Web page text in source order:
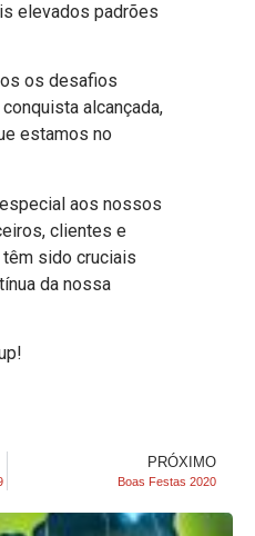
elevados padrões
os desafios
alcançada,
estamos no
aos nossos
clientes e
sido cruciais
da nossa
PRÓXIMO
Boas Festas 2020